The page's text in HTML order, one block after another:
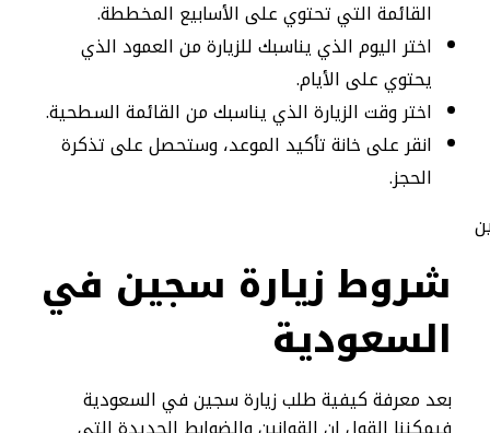
القائمة التي تحتوي على الأسابيع المخططة.
اختر اليوم الذي يناسبك للزيارة من العمود الذي
يحتوي على الأيام.
اختر وقت الزيارة الذي يناسبك من القائمة السطحية.
انقر على خانة تأكيد الموعد، وستحصل على تذكرة
الحجز.
شروط زيارة سجين في
السعودية
بعد معرفة كيفية طلب زيارة سجين في السعودية